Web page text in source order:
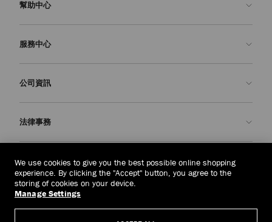
幫助中心
常見問題解答
申請退貨
送貨
服務中心
定制服務
保修服務
公司資訊
我們的歷史
我們的影響與責任
我們的影響
匠心工藝
法律事務
條款與條件
被遺忘權
主體存取請求表
新加坡(S$)
We use cookies to give you the best possible online shopping
experience. By clicking the "Accept" button, you agree to the
storing of cookies on your device.
Manage Settings